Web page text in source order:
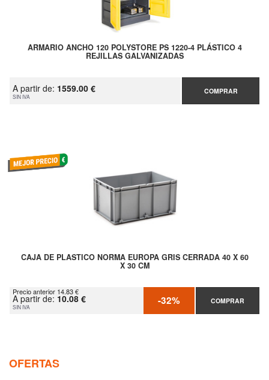
ARMARIO ANCHO 120 POLYSTORE PS 1220-4 PLÁSTICO 4
REJILLAS GALVANIZADAS
A partir de: 1559.00 €
SIN IVA
COMPRAR
CAJA DE PLASTICO NORMA EUROPA GRIS CERRADA 40 X 60
X 30 CM
Precio anterior 14.83 €
A partir de: 10.08 €
SIN IVA -32% COMPRAR
OFERTAS